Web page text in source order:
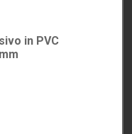
in PVC